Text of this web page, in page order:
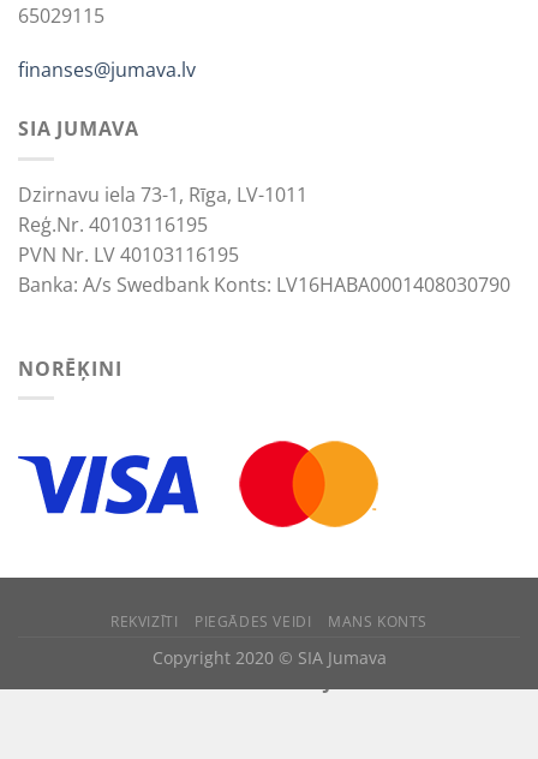
65029115
finanses@jumava.lv
SIA JUMAVA
Dzirnavu iela 73-1, Rīga, LV-1011
Reģ.Nr. 40103116195
PVN Nr. LV 40103116195
Banka: A/s Swedbank Konts: LV16HABA0001408030790
NORĒĶINI
REKVIZĪTI PIEGĀDES VEIDI MANS KONTS
Copyright 2020 © SIA Jumava